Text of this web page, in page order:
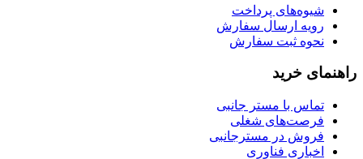
شیوه‌های پرداخت
رویه ارسال سفارش
نحوه ثبت سفارش
راهنمای خرید
تماس با مستر جانبی
فرصت‌های شغلی
فروش در مسترجانبی
اخباری فناوری